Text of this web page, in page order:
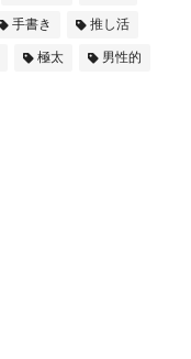
手書き 推し活
極太 男性的